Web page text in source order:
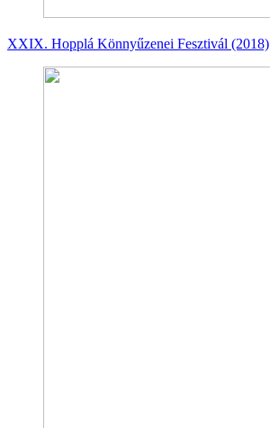
XXIX. Hopplá Könnyűzenei Fesztivál (2018)